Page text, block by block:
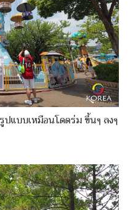
ปแบบเหมือนโดดร่ม ขึ้นๆ ลงๆ